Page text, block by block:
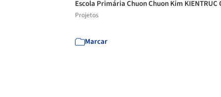
Escola Primária Chuon Chuon Kim KIENTRUC
Projetos
Marcar